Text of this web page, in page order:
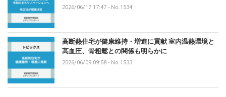
2026/06/17 17:47 - No.1534
高断熱住宅が健康維持・増進に貢献 室内温熱環境と
高血圧、骨粗鬆との関係も明らかに
2026/06/09 09:58 - No.1533